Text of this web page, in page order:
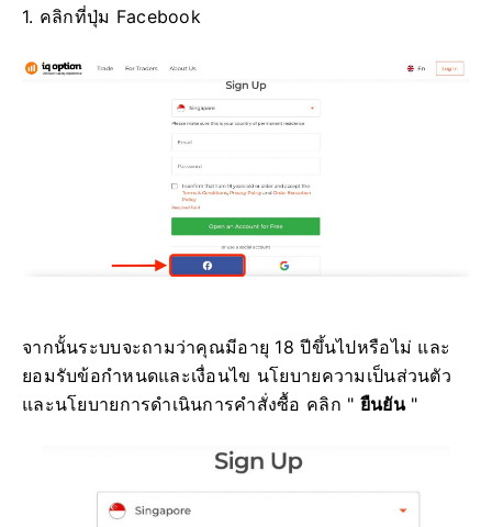
1. คลิกที่ปุ่ม Facebook
จากนั้นระบบจะถามว่าคุณมีอายุ 18 ปีขึ้นไปหรือไม่ และ
ยอมรับข้อกำหนดและเงื่อนไข นโยบายความเป็นส่วนตัว
และนโยบายการดำเนินการคำสั่งซื้อ คลิก " ยืนยัน"